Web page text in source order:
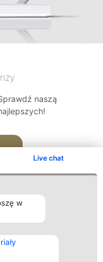
Live chat
w
naszą
Kontakt
Kontakt